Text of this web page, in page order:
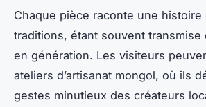
Chaque pièce raconte une
traditions, étant souvent transmise
en génération. Les visiteurs
ateliers d’artisanat mongol, où ils
gestes minutieux des créateurs